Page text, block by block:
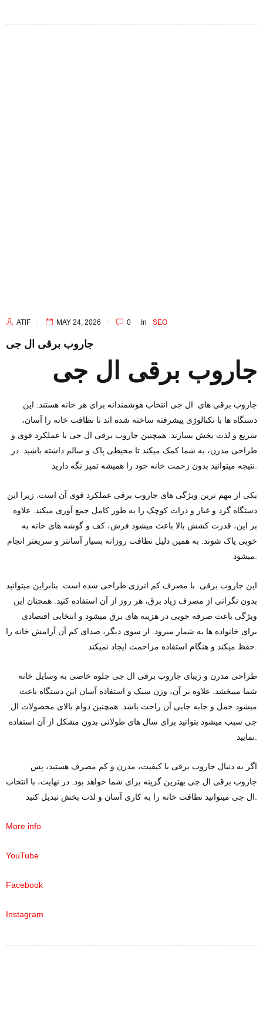
ATIF MAY 24, 2026 0 In SEO
جاروب برقی ال جی
جاروب برقی ال جی
جاروب برقی ‌های ال جی انتخاب هوشمندانه برای هر خانه هستند. این
دستگاه‌ ها با تکنالوژی پیشرفته ساخته شده ‌اند تا نظافت خانه را آسان،
سریع و لذت ‌بخش بسازند. همچنین جاروب برقی ال جی با عملکرد قوی و
طراحی مدرن، به شما کمک میکند تا محیطی پاک و سالم داشته باشید. در
یکی از مهم ‌ترین ویژگی ‌های جاروب برقی عملکرد قوی آن است. زیرا این
دستگاه گرد و غبار و ذرات کوچک را به‌ طور کامل جمع ‌آوری میکند. علاوه
بر این، قدرت کشش بالا باعث میشود فرش، کف و گوشه‌ های خانه به
خوبی پاک شوند. به همین دلیل نظافت روزانه بسیار آسانتر و سریعتر انجام
این جاروب برقی با مصرف کم انرژی طراحی شده است. بنابراین میتوانید
بدون نگرانی از مصرف زیاد برق، هر روز از آن استفاده کنید. همچنان این
ویژگی باعث صرفه ‌جویی در هزینه‌ های برق میشود و انتخابی اقتصادی
برای خانواده‌ ها به شمار میرود. از سوی دیگر، صدای کم آن آرامش خانه را
طراحی مدرن و زیبای جاروب برقی ال جی جلوه خاصی به وسایل خانه
شما میبخشد. علاوه بر آن، وزن سبک و استفاده آسان این دستگاه باعث
میشود حمل و جابه‌ جایی آن راحت باشد. همچنین دوام بالای محصولات ال
جی سبب میشود بتوانید برای سال‌ های طولانی بدون مشکل از آن استفاده
اگر به دنبال جاروب برقی با کیفیت، مدرن و کم مصرف هستید، پس
جاروب برقی ال جی بهترین گزینه برای شما خواهد بود. در نهایت، با انتخاب
More info
YouTube
Facebook
Instagram